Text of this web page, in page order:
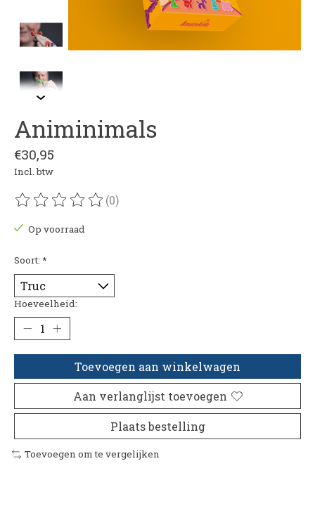
Animinimals
€30,95
Incl. btw
De beoordeling van dit product is
(0)
Op voorraad
Soort: *
Hoeveelheid:
Toevoegen aan winkelwagen
Aan verlanglijst toevoegen
Plaats bestelling
Toevoegen om te vergelijken